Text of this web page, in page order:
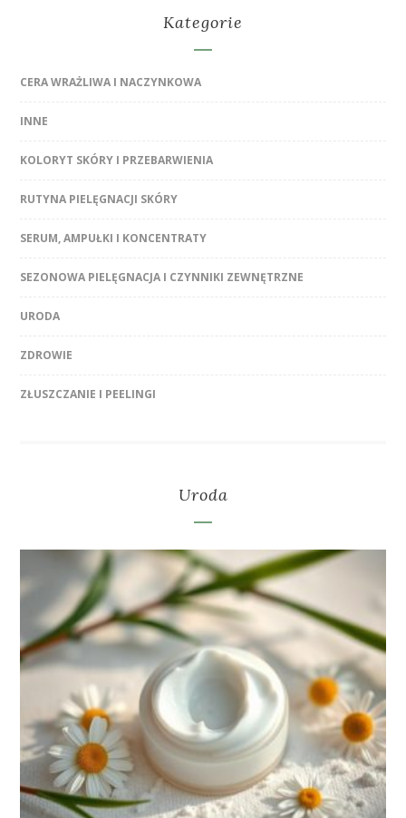
Kategorie
CERA WRAŻLIWA I NACZYNKOWA
INNE
KOLORYT SKÓRY I PRZEBARWIENIA
RUTYNA PIELĘGNACJI SKÓRY
SERUM, AMPUŁKI I KONCENTRATY
SEZONOWA PIELĘGNACJA I CZYNNIKI ZEWNĘTRZNE
URODA
ZDROWIE
ZŁUSZCZANIE I PEELINGI
Uroda